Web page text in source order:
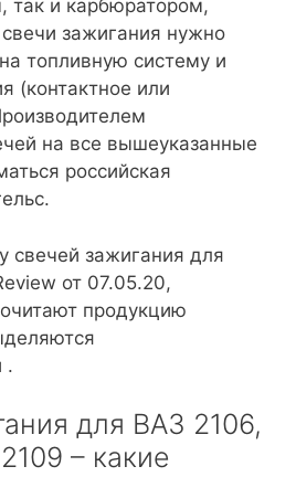
так и карбюратором,
зажигания нужно
топливную систему и
(контактное или
на все вышеуказанные
российская
свечей зажигания для
от 07.05.20,
продукцию
.
для ВАЗ 2106,
– какие